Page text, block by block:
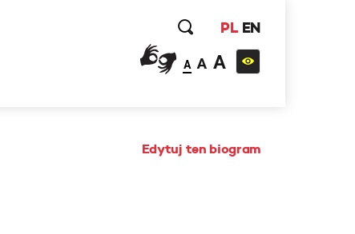
PL EN
A A A
Edytuj ten biogram